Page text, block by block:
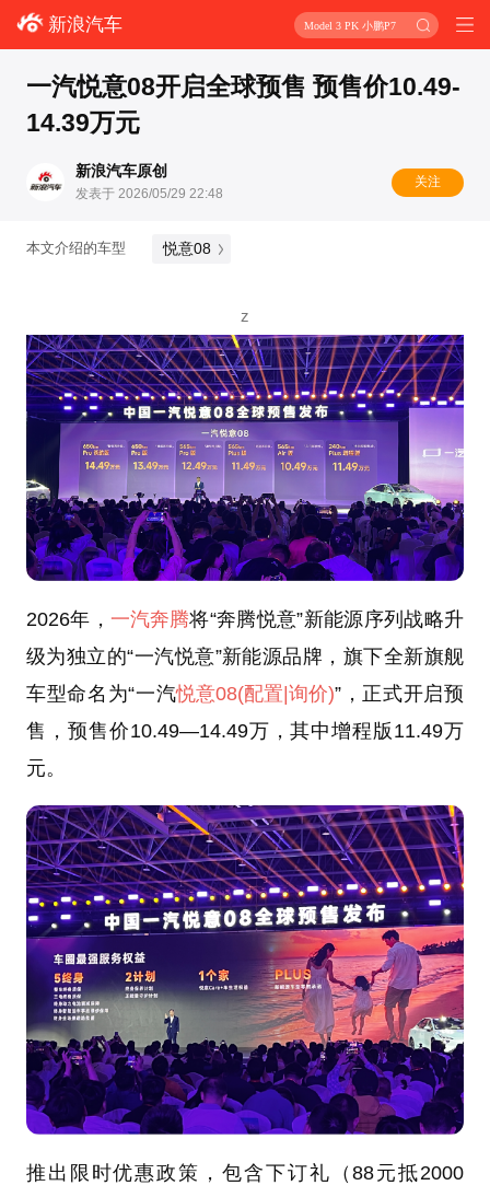
新浪汽车 Model 3 PK 小鹏P7
一汽悦意08开启全球预售 预售价10.49-
14.39万元
新浪汽车原创
发表于 2026/05/29 22:48
关注
本文介绍的车型 悦意08
z
2026年， 一汽奔腾将“奔腾悦意”新能源序列战略升
级为独立的“一汽悦意”新能源品牌，旗下全新旗舰
车型命名为“一汽悦意08(配置|询价)”，正式开启预
售，预售价10.49—14.49万，其中增程版11.49万
元。
推出限时优惠政策，包含下订礼（88元抵2000